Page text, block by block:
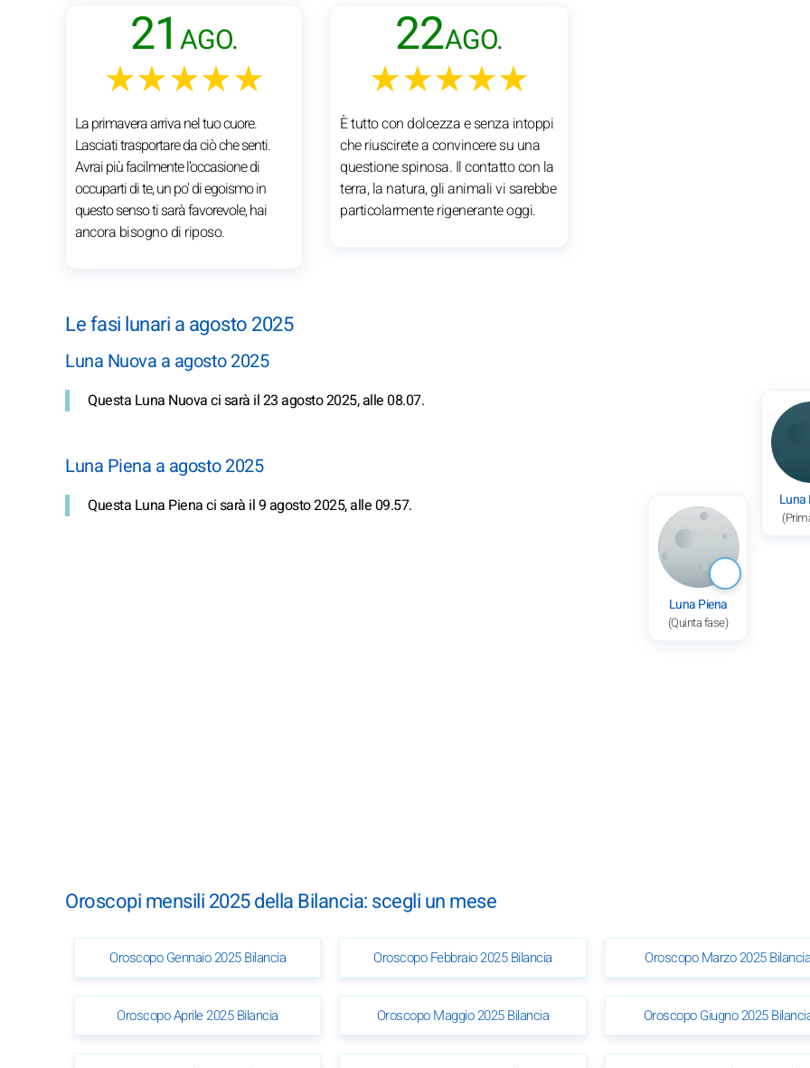
21 AGO.
★★★★★
La primavera arriva nel tuo cuore.
Lasciati trasportare da ciò che senti.
Avrai più facilmente l'occasione di
occuparti di te, un po' di egoismo in
questo senso ti sarà favorevole, hai
ancora bisogno di riposo.
22AGO.
★★★★★
È tutto con dolcezza e senza intoppi
che riuscirete a convincere su una
questione spinosa. Il contatto con la
terra, la natura, gli animali vi sarebbe
particolarmente rigenerante oggi.
Le fasi lunari a agosto 2025
Luna Nuova a agosto 2025
Luna
Questa Luna Nuova ci sarà il 23 agosto 2025, alle 08.07.
Luna Piena a agosto 2025
Luna Piena
(Quinta fase)
Questa Luna Piena ci sarà il 9 agosto 2025, alle 09.57.
Oroscopi mensili 2025 della Bilancia: scegli un mese
Oroscopo Gennaio 2025 Bilancia Oroscopo Febbraio 2025 Bilancia Oroscopo Marzo 2025
Oroscopo Aprile 2025 Bilancia Oroscopo Maggio 2025 Bilancia Oroscopo Giugno 2025